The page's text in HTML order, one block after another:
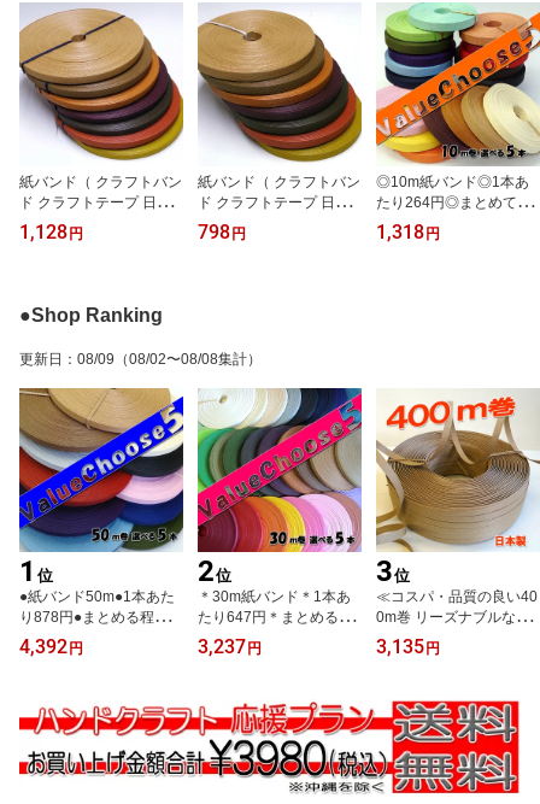
紙バンド（ クラフトバン
ド クラフトテープ 日本
製 ）50m ベーシック
「ブラウン系」
1,128円
紙バンド（ クラフトバン
ド クラフトテープ 日本
製 ハンドクラフト手芸
）30m巻 「ベーシック
798円
◎10m紙バンド◎1本あ
たり264円◎まとめてお
トク！お好きな5本 *Va
lue Choose5*（ クラフ
1,318円
●Shop Ranking
更新日 ： 08/09 （08/02〜08/08集計）
1 位
●紙バンド50m●1本あた
り878円●まとめる程、
さ・ら・に おトク！お
好きな5本*Value Choos
4,392円
2位
＊30m紙バンド＊1本あ
たり647円＊まとめる
程、さ・ら・に おト
ク！お好きな5本*Value
ンド クラフトテープ 日
本製 ）
3,237円
3位
≪コスパ・品質の良い40
0m巻 リーズナブルな国
産紙バンド≫ 紙バンド
400m 400-1クラフト：1
格で選ぶなら「圧倒的コ
スパな400m巻」 3980
円以上で送料無料（ クラ
フトバンド クラフトテー
プ 日本製 ハンドクラフ
3,135円